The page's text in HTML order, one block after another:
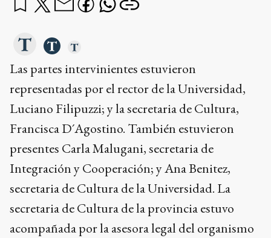
Las partes intervinientes estuvieron
representadas por el rector de la Universidad,
Luciano Filipuzzi; y la secretaria de Cultura,
Francisca D´Agostino. También estuvieron
presentes Carla Malugani, secretaria de
Integración y Cooperación; y Ana Benitez,
secretaria de Cultura de la Universidad. La
secretaria de Cultura de la provincia estuvo
acompañada por la asesora legal del organismo